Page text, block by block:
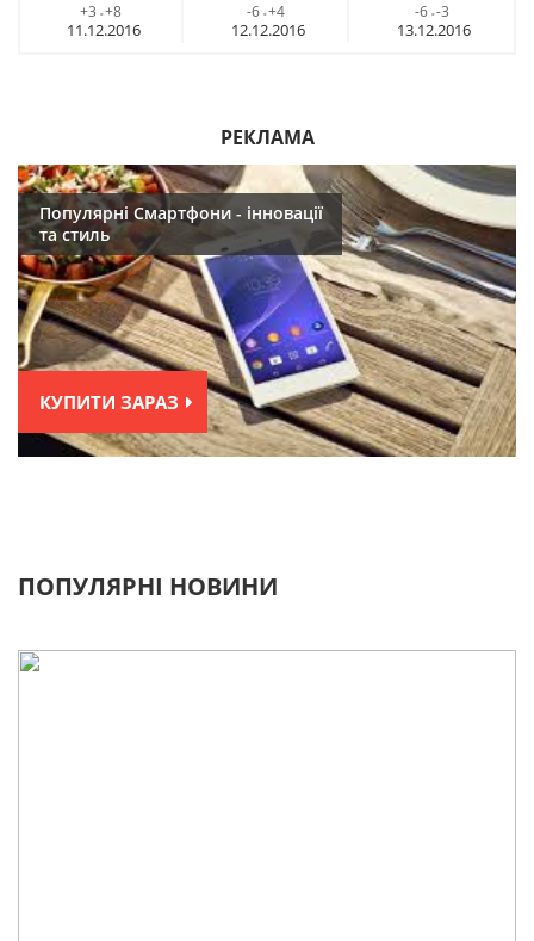
+3 - +8
11.12.2016
-6 - +4
12.12.2016
-6 - -3
13.12.2016
РЕКЛАМА
Популярні Смартфони - інновації
та стиль
КУПИТИ ЗАРАЗ
ПОПУЛЯРНІ НОВИНИ